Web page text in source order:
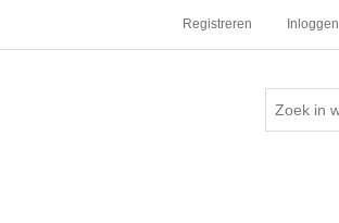
Registreren Inloggen